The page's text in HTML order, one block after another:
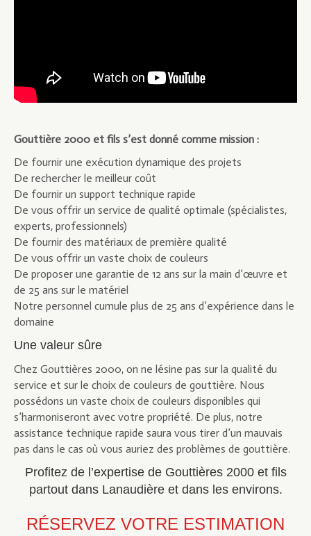
Gouttière 2000 et fils s’est donné comme mission :
De fournir une exécution dynamique des projets
De rechercher le meilleur coût
De fournir un support technique rapide
De vous offrir un service de qualité optimale (spécialistes,
experts, professionnels)
De fournir des matériaux de première qualité
De vous offrir un vaste choix de couleurs
De proposer une garantie de 12 ans sur la main d’œuvre et
de 25 ans sur le matériel
Notre personnel cumule plus de 25 ans d’expérience dans le
domaine
Une valeur sûre
Chez Gouttières 2000, on ne lésine pas sur la qualité du
service et sur le choix de couleurs de gouttière. Nous
possédons un vaste choix de couleurs disponibles qui
s’harmoniseront avec votre propriété. De plus, notre
assistance technique rapide saura vous tirer d’un mauvais
pas dans le cas où vous auriez des problèmes de gouttière.
Profitez de l’expertise de Gouttières 2000 et fils
partout dans Lanaudière et dans les environs.
RÉSERVEZ VOTRE ESTIMATION